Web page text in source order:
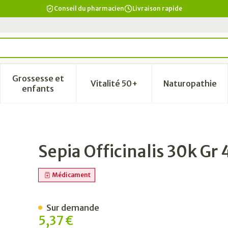
Conseil du pharmacien Livraison rapide
Beauté, soins et hygiène
sous-menu pour la catégorie Régime, alimentation &
Grossesse et
enfantsAfficher le sous-menu pour la catégorie
Vitalité 50+Afficher le sous-menu pour
Naturopathie
Afficher
Sepia Officinalis 30k Gr
Médicament
5,37 €
Sur demande